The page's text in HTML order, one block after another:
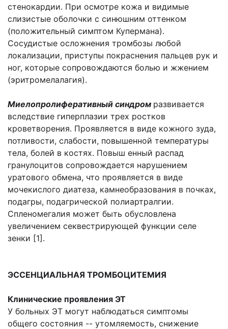
стенокардии. При осмотре кожа и видимые
слизистые оболочки с синюшним оттенком
(положительный симптом Купермана).
Сосудистые осложнения тромбозы любой
локализации, приступы покраснения пальцев рук и
ног, которые сопровождаются болью и жжением
(эритромелалагия).
Миелопролиферативный синдром развивается
вследствие гиперплазии трех ростков
кроветворения. Проявляется в виде кожного зуда,
потливости, слабости, повышенной температуры
тела, болей в костях. Повыш енный распад
гранулоцитов сопровождается нарушением
уратового обмена, что проявляется в виде
мочекислого диатеза, камнеобразования в почках,
подагры, подагрической полиартралгии.
Спленомегалия может быть обусловлена
увеличением секвестрирующей функции селе
зенки [1].
ЭССЕНЦИАЛЬНАЯ ТРОМБОЦИТЕМИЯ
Клинические проявления ЭТ
У больных ЭТ могут наблюдаться симптомы
общего состояния -- утомляемость, снижение